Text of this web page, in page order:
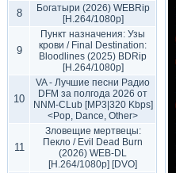
8
Богатыри (2026) WEBRip
[H.264/1080p]
9
Пункт назначения: Узы
крови / Final Destination:
Bloodlines (2025) BDRip
[H.264/1080p]
10
VA - Лучшие песни Радио
DFM за полгода 2026 от
NNM-CLub [MP3|320 Kbps]
<Pop, Dance, Other>
11
Зловещие мертвецы:
Пекло / Evil Dead Burn
(2026) WEB-DL
[H.264/1080p] [DVO]